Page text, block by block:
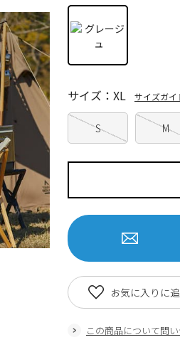
S M
サイズ：XL サイズガイ
この商品について問
お気に入りに